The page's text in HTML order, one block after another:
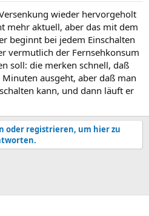
wieder hervorgeholt
mehr aktuell, aber das mit dem
beginnt bei jedem Einschalten
vermutlich der Fernsehkonsum
soll: die merken schnell, daß
ausgeht, aber daß man
kann, und dann läuft er
oder registrieren, um hier zu